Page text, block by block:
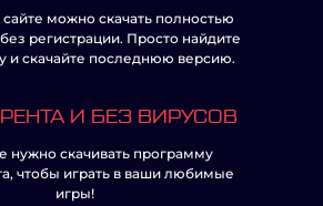
можно скачать полностью
регистрации. Просто найдите
и скачайте последнюю версию.
И БЕЗ ВИРУСОВ
нужно скачивать программу
чтобы играть в ваши любимые
игры!